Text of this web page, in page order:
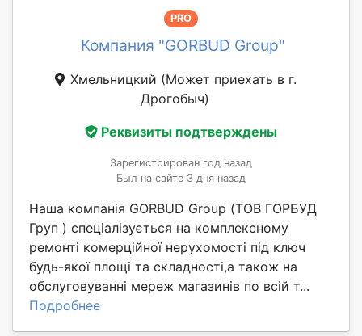
PRO
Компания "GORBUD Group"
Хмельницкий (Может приехать в г.
Дрогобыч)
Реквизиты подтверждены
Зарегистрирован год назад
Был на сайте 3 дня назад
Наша компанія GORBUD Group (ТОВ ГОРБУД
Груп ) спеціалізується на комплексному
ремонті комерційної нерухомості під ключ
будь-якої площі та складності,а також на
обслуговуванні мереж магазинів по всій т...
Подробнее